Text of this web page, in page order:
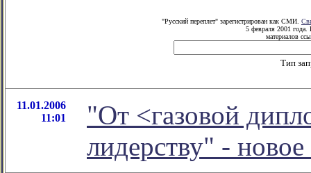
"Русский переплет" зарегистрирован как СМИ.
5 февраля 2001 года.
материалов
Тип
11.01.2006
11:01
"От <газовой
лидерству" -